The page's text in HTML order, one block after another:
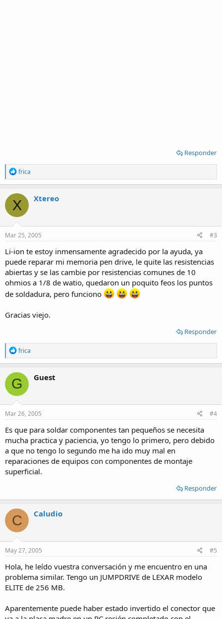
Responder
R
e
a
c
t
i
o
n
s
frica
X Xtereo
Mar 25, 2005 #3
Li-ion te estoy inmensamente agradecido por la ayuda, ya
puede reparar mi memoria pen drive, le quite las resistencias
abiertas y se las cambie por resistencias comunes de 10
ohmios a 1/8 de watio, quedaron un poquito feos los puntos
de soldadura, pero funciono
Gracias viejo.
Responder
R
e
a
c
t
i
o
n
s
frica
G Guest
Mar 26, 2005 #4
Es que para soldar componentes tan pequeños se necesita
mucha practica y paciencia, yo tengo lo primero, pero debido
a que no tengo lo segundo me ha ido muy mal en
reparaciones de equipos con componentes de montaje
superficial.
Responder
C Caludio
May 27, 2005 #5
Hola, he leído vuestra conversación y me encuentro en una
problema similar. Tengo un JUMPDRIVE de LEXAR modelo
ELITE de 256 MB.
Aparentemente puede haber estado invertido el conector que